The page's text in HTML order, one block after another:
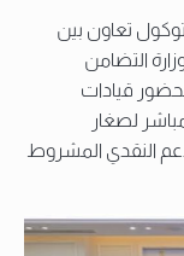
تعاون بين
التضامن
بحضور قيادات
لصغار
النقدي المشروط